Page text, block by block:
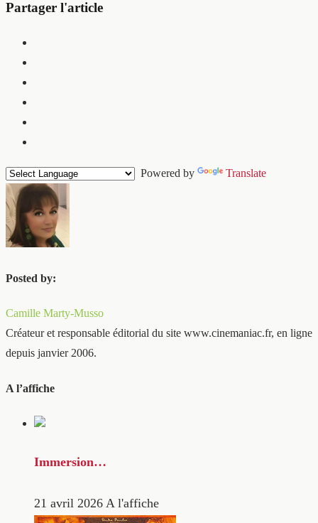
Partager l'article
Powered by Translate
Posted by:
Camille Marty-Musso
Créateur et responsable éditorial du site www.cinemaniac.fr, en ligne
depuis janvier 2006.
A l’affiche
Immersion…
21 avril 2026 A l'affiche